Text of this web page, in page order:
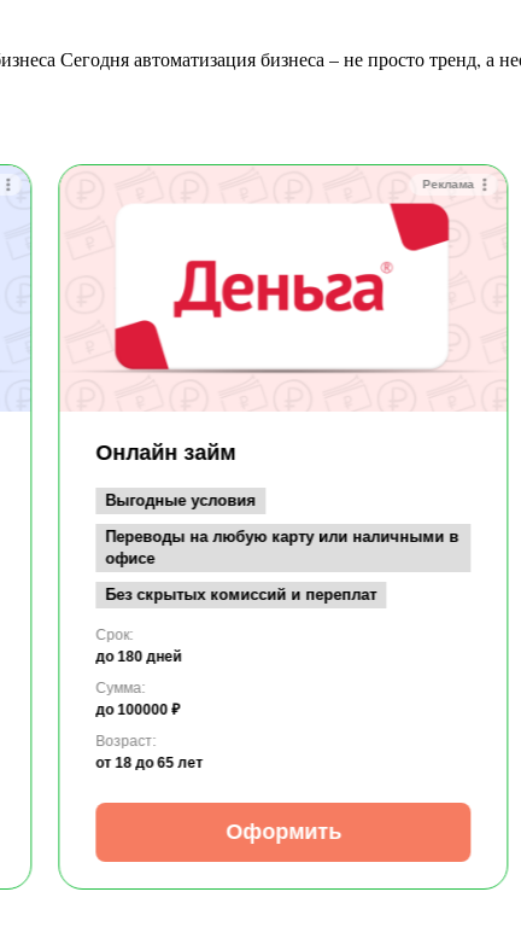
Реклама
Онлайн займ
Выгодные условия
Переводы на любую карту или наличными в
офисе
Без скрытых комиссий и переплат
Срок:
до 180 дней
Сумма:
до 100000 ₽
Возраст:
от 18 до 65 лет
Оформить